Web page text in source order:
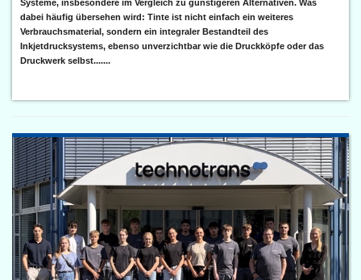
Systeme, insbesondere im Vergleich zu günstigeren Alternativen. Was
dabei häufig übersehen wird: Tinte ist nicht einfach ein weiteres
Verbrauchsmaterial, sondern ein integraler Bestandteil des
Inkjetdrucksystems, ebenso unverzichtbar wie die Druckköpfe oder das
Druckwerk selbst.......